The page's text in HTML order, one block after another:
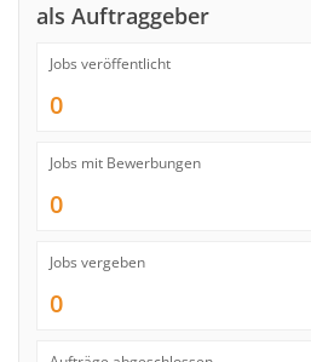
als Auftraggeber
Jobs veröffentlicht
0
Jobs mit Bewerbungen
0
Jobs vergeben
0